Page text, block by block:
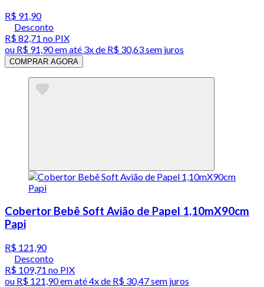
R$ 91,90
Desconto
R$ 82,71 no PIX
ou R$ 91,90em até 3x de R$ 30,63 sem juros
COMPRAR AGORA
Cobertor Bebê Soft Avião de Papel 1,10mX90cm
Papi
R$ 121,90
Desconto
R$ 109,71 no PIX
ou R$ 121,90em até4x de R$ 30,47 sem juros